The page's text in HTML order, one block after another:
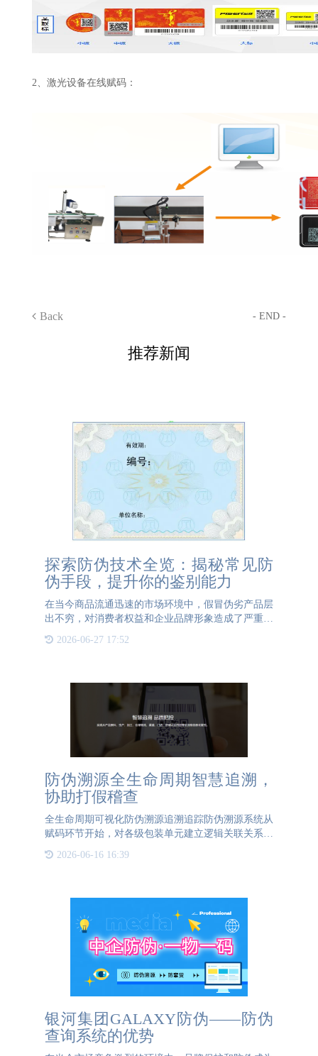
2、激光设备在线赋码：
Back - END -
推荐新闻
探索防伪技术全览：揭秘常见防
伪手段，提升你的鉴别能力
在当今商品流通迅速的市场环境中，假冒伪劣产品层
出不穷，对消费者权益和企业品牌形象造成了严重威
胁。因此，防伪技术显得尤为重要。 水印是最常见
的防伪手段之一，通过在纸张中嵌入特殊图案，这些
2026-06-27 17:52
防伪溯源全生命周期智慧追溯，
协助打假稽查
全生命周期可视化防伪溯源追溯追踪防伪溯源系统从
赋码环节开始，对各级包装单元建立逻辑关联关系，
用采集识别设备完成逐级经销商出入库登记发货，直
到在市场流通中查询追溯每件产品的流通信息。智慧
2026-06-16 16:39
银河集团GALAXY防伪——防伪
查询系统的优势